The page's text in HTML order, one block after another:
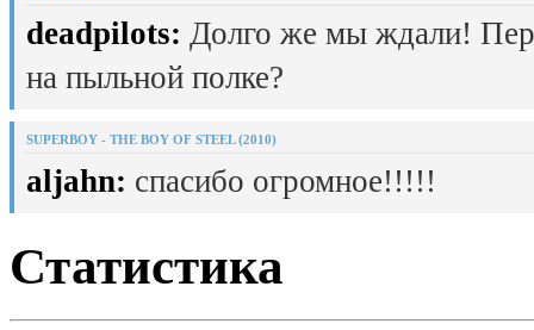
deadpilots: Долго же мы ждали!
на пыльной полке?
SUPERBOY - THE BOY OF STEEL (2010)
aljahn: спасибо огромное!!!!!
Статистика